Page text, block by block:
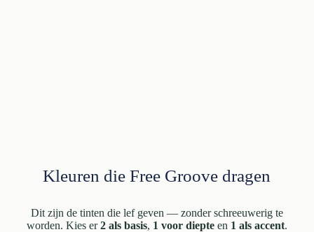
Kleuren die Free Groove dragen
Dit zijn de tinten die lef geven — zonder schreeuwerig te
worden. Kies er2 als basis, 1 voor diepteen 1 als accent.